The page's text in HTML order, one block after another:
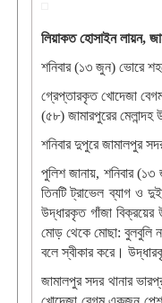
লিয়াকত হোসাইন লায়ন,
শনিবার (১৩ জুন) ভোরে
গ্রেপ্তারকৃত খোদেজা
(৫৮) জামারপুরের মেলান্দহ
শনিবার দুপুরে জামালপুর
পুলিশ জানায়, শনিবার
তিনটি ট্রাভেল ব্যাগ ও
উদ্ধারকৃত গাঁজা বিক্রয়ের
মোড় থেকে মোছা: বুলবুলি
বলে স্বীকার করে।
জামালপুর সদর থানার